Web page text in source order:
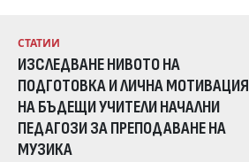
СТАТИИ
ИЗСЛЕДВАНЕ НИВОТО НА
ПОДГОТОВКА И ЛИЧНА МОТИВАЦИЯ
НА БЪДЕЩИ УЧИТЕЛИ НАЧАЛНИ
ПЕДАГОЗИ ЗА ПРЕПОДАВАНЕ НА
МУЗИКА